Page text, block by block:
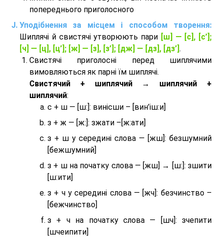
попереднього приголосного
Уподібнення за місцем і способом творення:
Шиплячі й свистячі утворюють пари [ш] — [c], [с’];
[ч] — [ц], [ц’]; [ж] — [з], [з’]; [дж] — [дз], [дз’] .
Свистячі приголосні перед шиплячими
вимовляються як парні їм шиплячі.
Cвистячий + шиплячий → шиплячий +
шиплячий:
с + ш — [ш:]: винісши – [вин’іш:и]
з + ж — [ж:]: зжати –[ж:ати]
з + ш у середині слова — [жш]: безшумний
[бежшумний]
з + ш на початку слова — [жш] → [ш:]: зшити
[ш:ити]
з + ч у середині слова — [жч]: безчинство –
[бежчинство]
з + ч на початку слова — [шч]: зчепити
[шчеипити]